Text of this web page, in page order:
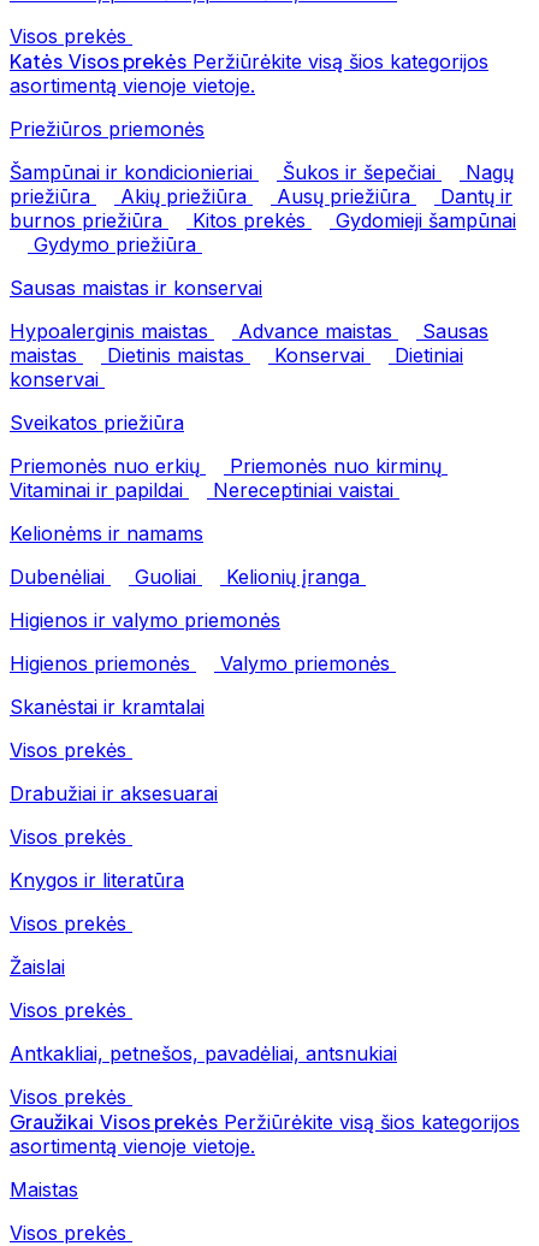
Visos prekės
Katės Visos prekės Peržiūrėkite visą šios kategorijos
asortimentą vienoje vietoje.
Priežiūros priemonės
Šampūnai ir kondicionieriai
Šukos ir šepečiai
Nagų
priežiūra
Akių priežiūra Ausų priežiūra
Dantų ir
burnos priežiūra
Kitos prekės
Gydomieji šampūnai
Gydymo priežiūra
Sausas maistas ir konservai
Hypoalerginis maistas
Advance maistas
Sausas
maistas
Dietinis maistas Konservai
Dietiniai
konservai
Sveikatos priežiūra
Priemonės nuo erkių
Priemonės nuo kirminų
Vitaminai ir papildai
Nereceptiniai vaistai
Kelionėms ir namams
Dubenėliai
Guoliai
Kelionių įranga
Higienos ir valymo priemonės
Higienos priemonės
Valymo priemonės
Skanėstai ir kramtalai
Visos prekės
Drabužiai ir aksesuarai
Visos prekės
Knygos ir literatūra
Visos prekės
Žaislai
Visos prekės
Antkakliai, petnešos, pavadėliai, antsnukiai
Visos prekės
Graužikai Visos prekės Peržiūrėkite visą šios kategorijos
asortimentą vienoje vietoje.
Maistas
Visos prekės